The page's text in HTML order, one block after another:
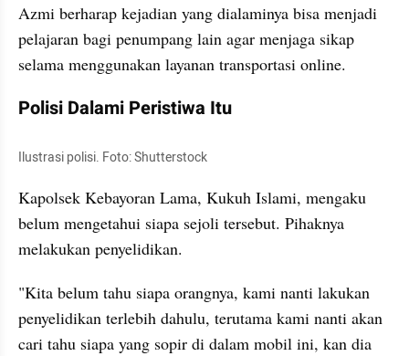
Azmi berharap kejadian yang dialaminya bisa menjadi
pelajaran bagi penumpang lain agar menjaga sikap
selama menggunakan layanan transportasi online.
Polisi Dalami Peristiwa Itu
Ilustrasi polisi. Foto: Shutterstock
Kapolsek Kebayoran Lama, Kukuh Islami, mengaku
belum mengetahui siapa sejoli tersebut. Pihaknya
melakukan penyelidikan.
"Kita belum tahu siapa orangnya, kami nanti lakukan
penyelidikan terlebih dahulu, terutama kami nanti akan
cari tahu siapa yang sopir di dalam mobil ini, kan dia